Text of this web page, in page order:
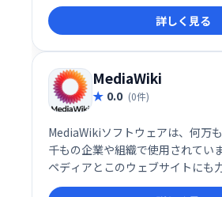
数ユーザーでの共同作業を効率化
応、テンプレートエンジンなど、
も可能です。手軽に導入できる
の方に最適です。
詳しく見る
MediaWiki
0.0 (0件)
MediaWikiソフトウェアは、何万
千もの企業や組織で使用されてい
ペディアとこのウェブサイトにも
MediaWikiは、知識を収集して整